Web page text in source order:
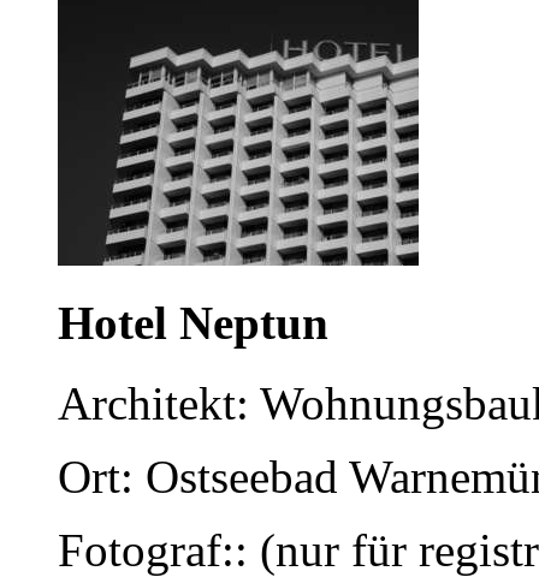
Hotel Neptun
Architekt:
Ort: Ostseebad
Fotograf:: (nur für